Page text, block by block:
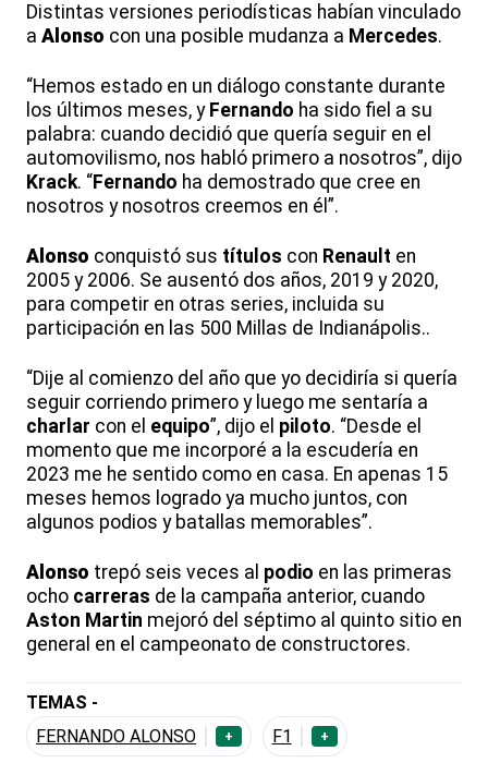
Distintas versiones periodísticas habían vinculado
a Alonso con una posible mudanza a Mercedes.
“Hemos estado en un diálogo constante durante
los últimos meses, y Fernando ha sido fiel a su
palabra: cuando decidió que quería seguir en el
automovilismo, nos habló primero a nosotros”, dijo
Krack. “Fernando ha demostrado que cree en
nosotros y nosotros creemos en él”.
Alonso conquistó sus títulos con Renault en
2005 y 2006. Se ausentó dos años, 2019 y 2020,
para competir en otras series, incluida su
participación en las 500 Millas de Indianápolis..
“Dije al comienzo del año que yo decidiría si quería
seguir corriendo primero y luego me sentaría a
charlar con el equipo”, dijo el piloto. “Desde el
momento que me incorporé a la escudería en
2023 me he sentido como en casa. En apenas 15
meses hemos logrado ya mucho juntos, con
algunos podios y batallas memorables”.
Alonso trepó seis veces al podio en las primeras
ocho carreras de la campaña anterior, cuando
Aston Martin mejoró del séptimo al quinto sitio en
general en el campeonato de constructores.
TEMAS -
FERNANDO ALONSO
+ F1 +